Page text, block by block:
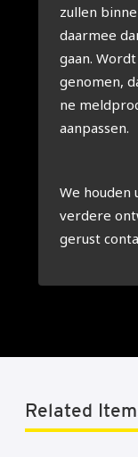
zul­len
daar­mee
gaan.
ge­no­men,
ne
aan­pas­sen.
We hou­den
ver­de­re
gerust
Related